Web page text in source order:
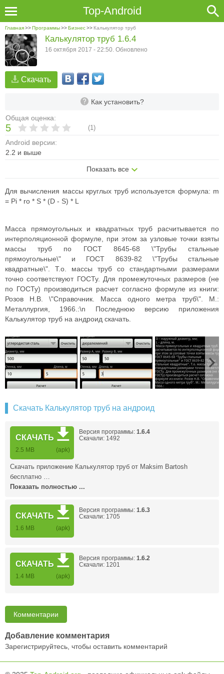
Top-Android
Главная>>Программы>>Бизнес>> Калькулятор труб
Скачать
Как установить?
Общая оценка:
5 (1)
Android версии:
2.2 и выше
Показать все
Калькулятор труб 1.6.4
16 октября 2017 - 22:50. Обновлено
Для вычисления массы круглых труб используется формула: m
= Pi * ro * S * (D - S) * L
Масса прямоугольных и квадратных труб расчитывается по
интерполяционной формуле, при этом за узловые точки взяты
массы труб по ГОСТ 8645-68 \"Трубы стальные
прямоугольные\" и ГОСТ 8639-82 \"Трубы стальные
квадратные\". Т.о. массы труб со стандартными размерами
точно соответствуют ГОСТу. Для промежуточных размеров (не
по ГОСТу) производиться расчет согласно формуле из книги:
Розов Н.В. \"Справочник. Масса одного метра труб\". М.:
Металлургия, 1966.:\n Последнюю версию приложения
Калькулятор труб на андроид скачать.
Скачать Калькулятор труб на андроид
СКАЧАТЬ
2.5 MB (apk)
Версия программы: 1.6.4
Скачали: 1492
Скачать приложение Калькулятор труб от Maksim Bartosh
бесплатно …
Показать полностью ...
СКАЧАТЬ
1.6 MB (apk)
Версия программы: 1.6.3
Скачали: 1705
СКАЧАТЬ
1.4 MB (apk)
Версия программы: 1.6.2
Скачали: 1201
Комментарии
Добавление комментария
Зарегистрируйтесь, чтобы оставить комментарий